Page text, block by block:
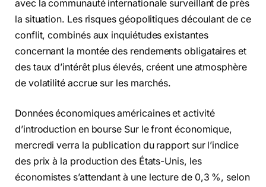
avec la communauté internationale surveillant de près
la situation. Les risques géopolitiques découlant de ce
conflit, combinés aux inquiétudes existantes
concernant la montée des rendements obligataires et
des taux d’intérêt plus élevés, créent une atmosphère
de volatilité accrue sur les marchés.
Données économiques américaines et activité
d’introduction en bourse Sur le front économique,
mercredi verra la publication du rapport sur l’indice
des prix à la production des États-Unis, les
économistes s’attendant à une lecture de 0,3 %, selon